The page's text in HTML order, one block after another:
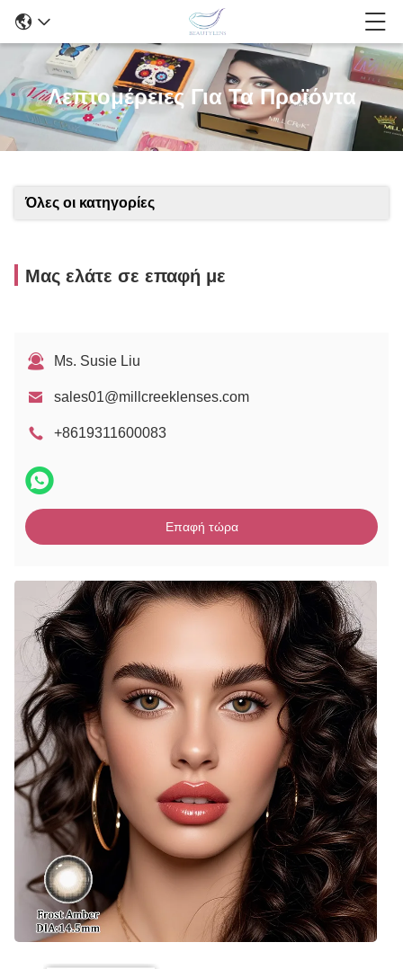
Λεπτομέρειες Για Τα Προϊόντα
Όλες οι κατηγορίες
Μας ελάτε σε επαφή με
Ms. Susie Liu
sales01@millcreeklenses.com
+8619311600083
Επαφή τώρα